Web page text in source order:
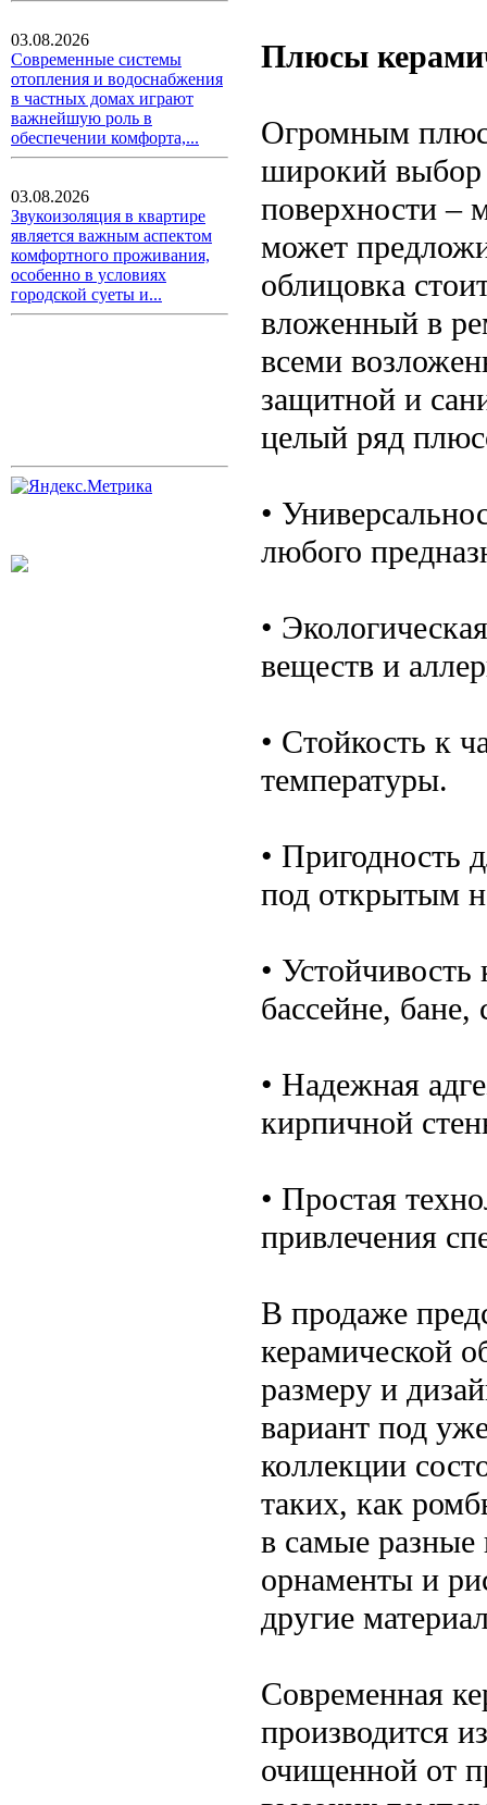
03.08.2026
Современные системы
отопления и водоснабжения
в частных домах играют
важнейшую роль в
обеспечении комфорта,...
03.08.2026
Звукоизоляция в квартире
является важным аспектом
комфортного проживания,
особенно в условиях
городской суеты и...
Плюсы
Огромным
широкий выбор
поверхности –
может
облицовка
вложенный в
всеми
защитной и
целый ряд
•
любого
•
веществ и
• Стойкость к
температуры.
• Пригодность
под открытым
•
бассейне,
• Надежная
кирпичной
• Простая
привлечения
В продаже
керамической
размеру и
вариант под
коллекции
таких, как
в самые разные
орнаменты и
другие
Современная
производится
очищенной от